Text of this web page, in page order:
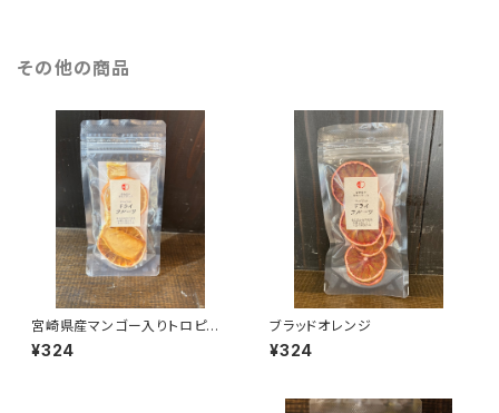
その他の商品
宮崎県産マンゴー入りトロピカ
ルミックス
¥324
ブラッドオレンジ
¥324